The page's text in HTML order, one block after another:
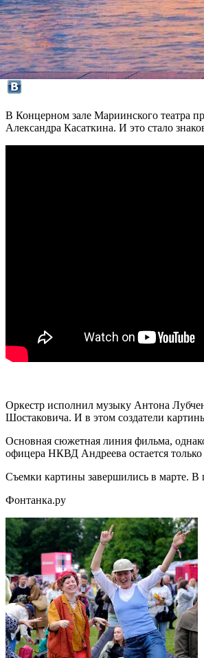
09 июня 2016,17:56 Версия для печати
В Концерном зале Мариинского театра
Александра Касаткина. И это стало
Оркестр исполнил музыку Антона
Шостаковича. И в этом создатели
Основная сюжетная линия фильма,
офицера НКВД Андреева остается только
Съемки картины завершились в марте. В
Фонтанка.ру